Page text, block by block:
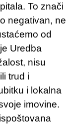
To znači
negativan, ne
od
Uredba
nisu
trud i
i lokalna
imovine.